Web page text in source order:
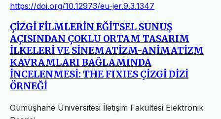
https://doi.org/10.12973/eu-jer.9.3.1347
ÇİZGİ FİLMLERİN EĞİTSEL SUNUŞ
AÇISINDAN ÇOKLU ORTAM TASARIM
İLKELERİ VE SİNEMATİZM-ANİMATİZM
KAVRAMLARI BAĞLAMINDA
İNCELENMESİ: THE FIXIES ÇİZGİ DİZİ
ÖRNEĞİ
Gümüşhane Üniversitesi İletişim Fakültesi Elektronik